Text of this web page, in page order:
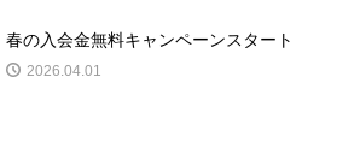
春の入会金無料キャンペーンスタート
2026.04.01